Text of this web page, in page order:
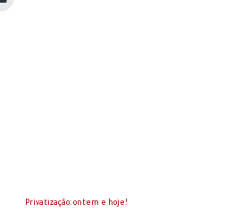
Privatização: ontem e hoje!